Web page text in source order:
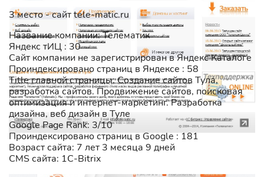
3 место - сайт tele-matic.ru
Название компании: Телематик
Яндекс тИЦ : 30
Сайт компании не зарегистрирован в Яндекс Каталоге
Проиндексировано страниц в Яндексе : 58
Title главной страницы: Создание сайтов Тула,
разработка сайтов. Продвижение сайтов, поисковая
оптимизация и интернет-маркетинг. Разработка
дизайна, веб дизайн в Туле
Google Page Rank: 3/10
Проиндексировано страниц в Google : 181
Возраст сайта: 7 лет 3 месяца 9 дней
CMS сайта: 1C-Bitrix